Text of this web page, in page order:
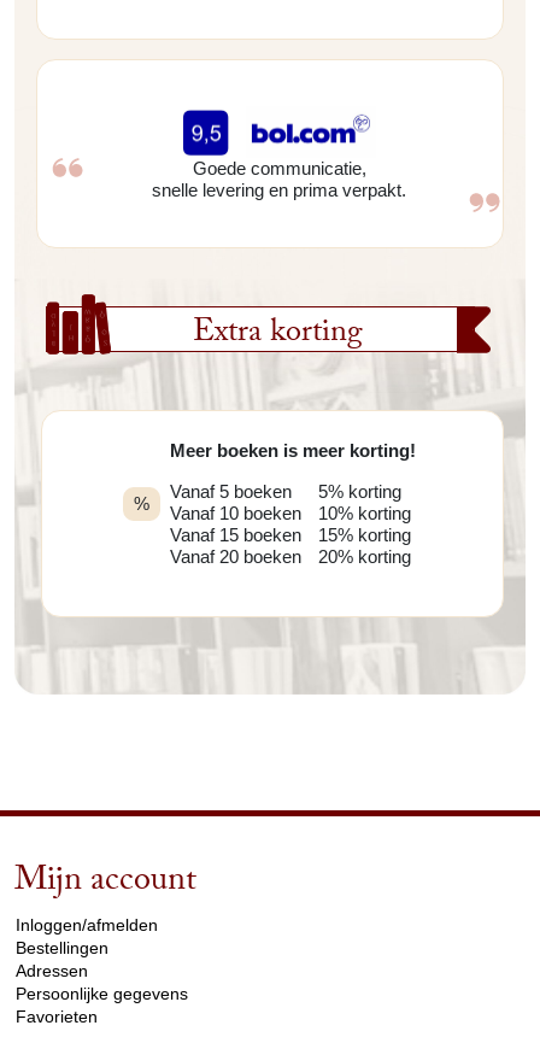
Goede communicatie,
snelle levering en prima verpakt.
Extra korting
%
Meer boeken is meer korting!
Vanaf 5 boeken
Vanaf 10 boeken
Vanaf 15 boeken
Vanaf 20 boeken
5% korting
10% korting
15% korting
20% korting
Mijn account
Inloggen/afmelden
Bestellingen
Adressen
Persoonlijke gegevens
Favorieten